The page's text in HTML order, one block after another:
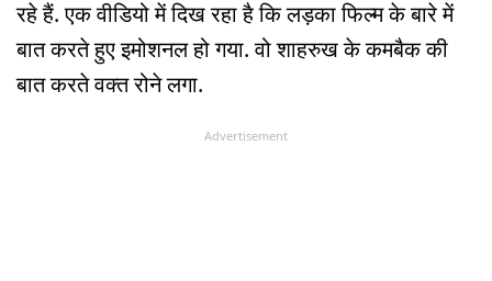
रहे हैं. एक वीडियो में दिख रहा है कि लड़का फिल्म के बारे में
बात करते हुए इमोशनल हो गया. वो शाहरुख के कमबैक की
बात करते वक्त रोने लगा.
Advertisement